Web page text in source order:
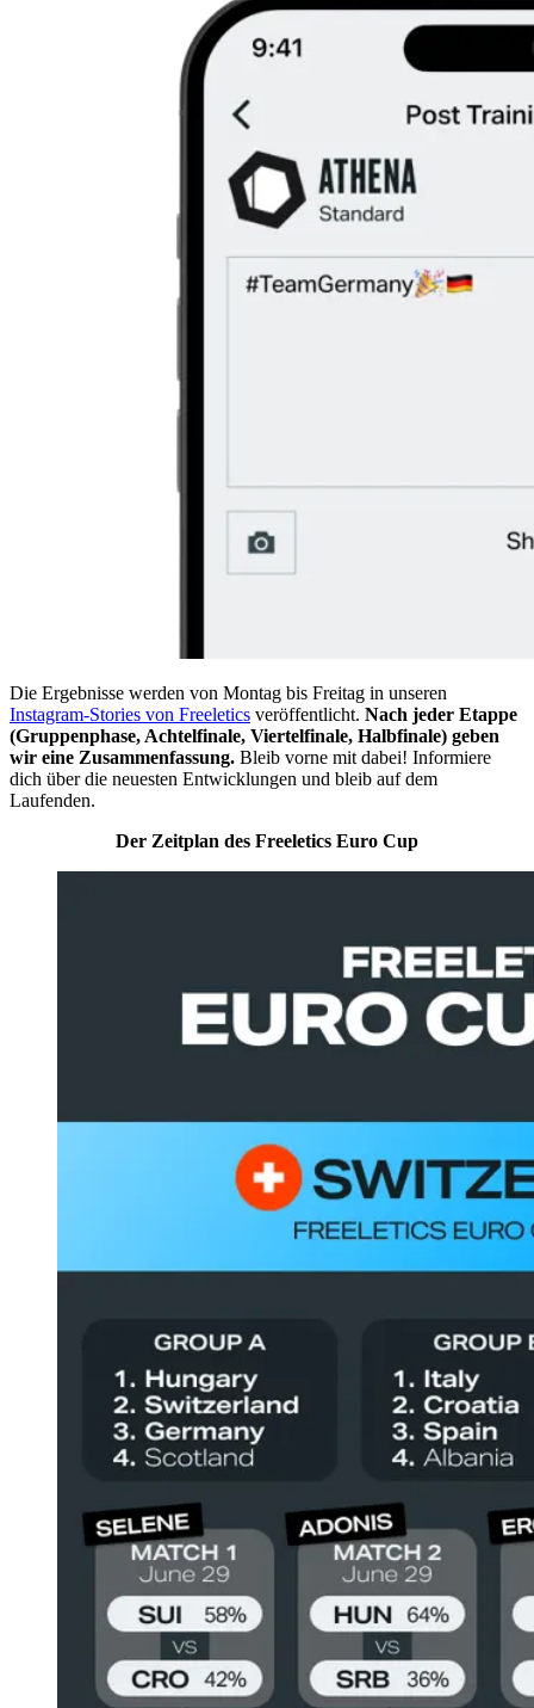
Die Ergebnisse werden von Montag bis Freitag in unseren
Instagram-Stories von Freeletics veröffentlicht. Nach jeder Etappe
(Gruppenphase, Achtelfinale, Viertelfinale, Halbfinale) geben
wir eine Zusammenfassung. Bleib vorne mit dabei! Informiere
dich über die neuesten Entwicklungen und bleib auf dem
Laufenden.
Der Zeitplan des Freeletics Euro Cup